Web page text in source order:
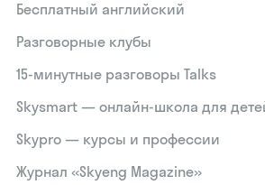
Бесплатный английский
Разговорные клубы
15‑минутные разговоры Talks
Skysmart — онлайн-школа для
Skypro — курсы и профессии
Журнал «Skyeng Magazine»